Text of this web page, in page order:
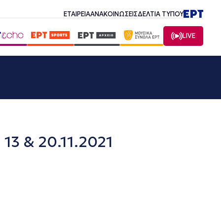
ΕΤΑΙΡΕΙΑΑΝΑΚΟΙΝΩΣΕΙΣΔΕΛΤΙΑ ΤΥΠΟΥ
LIVE
& 20.11.2021